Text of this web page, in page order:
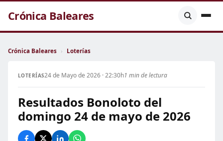
Crónica Baleares
Crónica Baleares › Loterías
LOTERÍAS24 de Mayo de 2026 · 22:30h1 min de lectura
Resultados Bonoloto del
domingo 24 de mayo de 2026